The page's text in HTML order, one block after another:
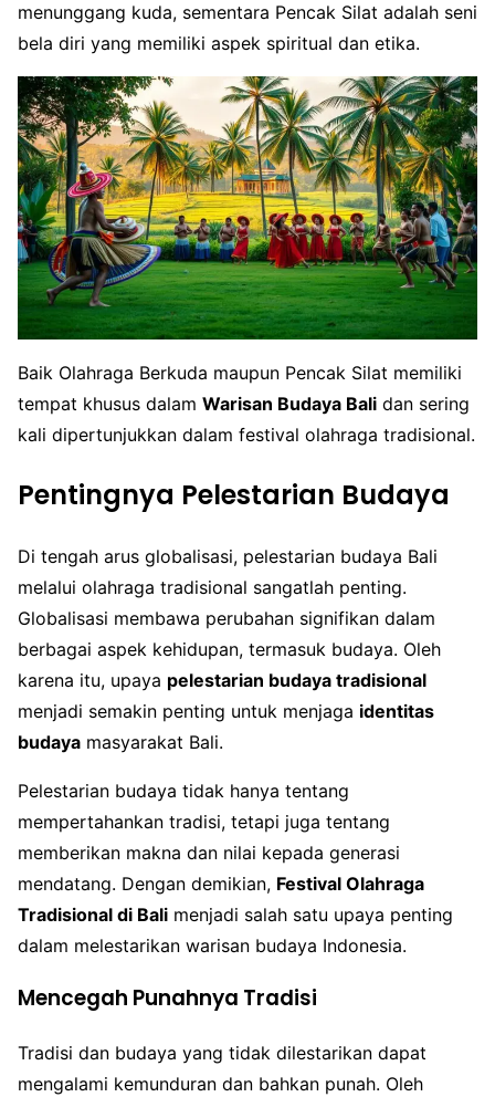
menunggang kuda, sementara Pencak Silat adalah seni
bela diri yang memiliki aspek spiritual dan etika.
Baik Olahraga Berkuda maupun Pencak Silat memiliki
tempat khusus dalam Warisan Budaya Bali dan sering
kali dipertunjukkan dalam festival olahraga tradisional.
Pentingnya Pelestarian Budaya
Di tengah arus globalisasi, pelestarian budaya Bali
melalui olahraga tradisional sangatlah penting.
Globalisasi membawa perubahan signifikan dalam
berbagai aspek kehidupan, termasuk budaya. Oleh
karena itu, upaya pelestarian budaya tradisional
menjadi semakin penting untuk menjaga identitas
budaya masyarakat Bali.
Pelestarian budaya tidak hanya tentang
mempertahankan tradisi, tetapi juga tentang
memberikan makna dan nilai kepada generasi
mendatang. Dengan demikian, Festival Olahraga
Tradisional di Bali menjadi salah satu upaya penting
dalam melestarikan warisan budaya Indonesia.
Mencegah Punahnya Tradisi
Tradisi dan budaya yang tidak dilestarikan dapat
mengalami kemunduran dan bahkan punah. Oleh